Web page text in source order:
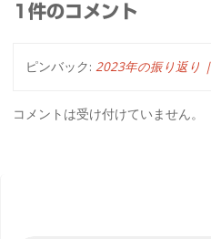
1件のコメント
ピンバック: 2023年の振り返り
コメントは受け付けていません。